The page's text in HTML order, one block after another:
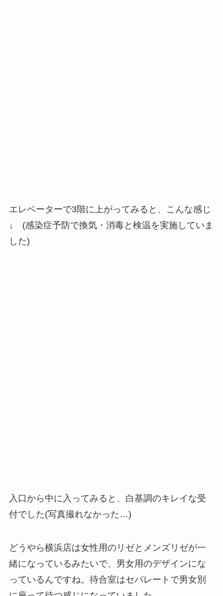
エレベーターで3階に上がってみると、こんな感じ
↓ (感染症予防で換気・消毒と検温を実施していま
した)
入口から中に入ってみると、白基調のキレイな受
付でした(写真撮れなかった…)
どうやら横浜店は女性用のリゼとメンズリゼが一
緒になっているみたいで、男女用のデザインにな
っているんですね。待合室はセパレートで男女別